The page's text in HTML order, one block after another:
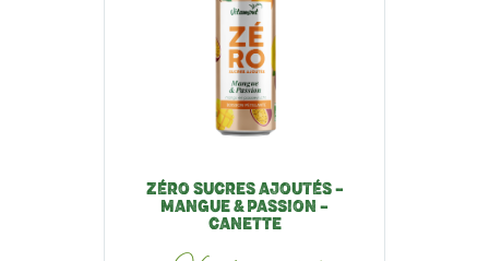
ZÉRO SUCRES AJOUTÉS –
MANGUE & PASSION –
CANETTE